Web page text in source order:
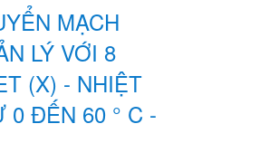
MẠCH
LÝ VỚI 8
(X) - NHIỆT
ĐẾN 60 ° C -